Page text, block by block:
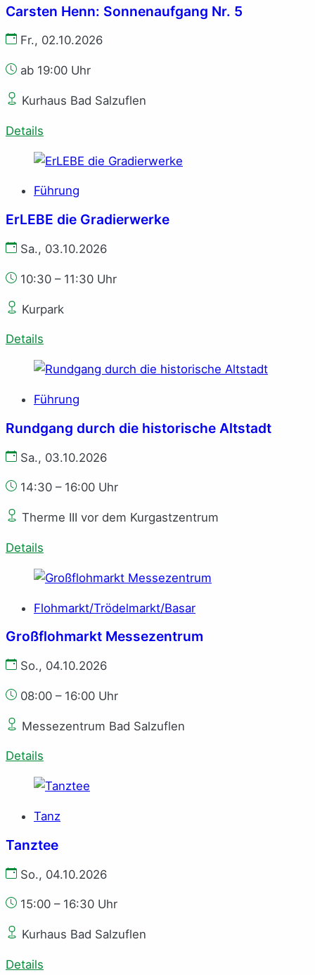
Carsten Henn: Sonnenaufgang Nr. 5
Fr., 02.10.2026
ab 19:00 Uhr
Kurhaus Bad Salzuflen
Details
Führung
ErLEBE die Gradierwerke
Sa., 03.10.2026
10:30 – 11:30 Uhr
Kurpark
Details
Führung
Rundgang durch die historische Altstadt
Sa., 03.10.2026
14:30 – 16:00 Uhr
Therme III vor dem Kurgastzentrum
Details
Flohmarkt/Trödelmarkt/Basar
Großflohmarkt Messezentrum
So., 04.10.2026
08:00 – 16:00 Uhr
Messezentrum Bad Salzuflen
Details
Tanz
Tanztee
So., 04.10.2026
15:00 – 16:30 Uhr
Kurhaus Bad Salzuflen
Details